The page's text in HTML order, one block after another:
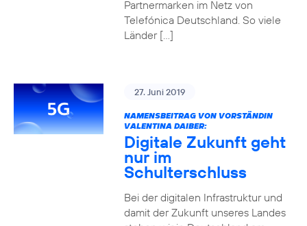
Partnermarken im Netz von
Telefónica Deutschland. So viele
Länder […]
27. Juni 2019
NAMENSBEITRAG VON VORSTÄNDIN
VALENTINA DAIBER:
Digitale Zukunft geht
nur im
Schulterschluss
Bei der digitalen Infrastruktur und
damit der Zukunft unseres Landes